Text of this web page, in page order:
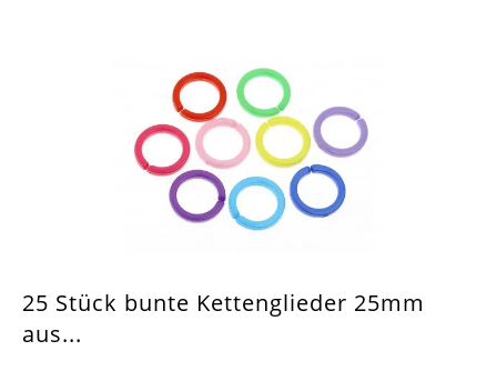
25 Stück bunte Kettenglieder 25mm
aus...